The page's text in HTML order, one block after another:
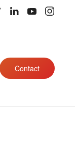
Contact